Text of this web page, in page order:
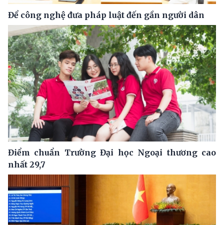
Để công nghệ đưa pháp luật đến gần người dân
Điểm chuẩn Trường Đại học Ngoại thương cao
nhất 29,7